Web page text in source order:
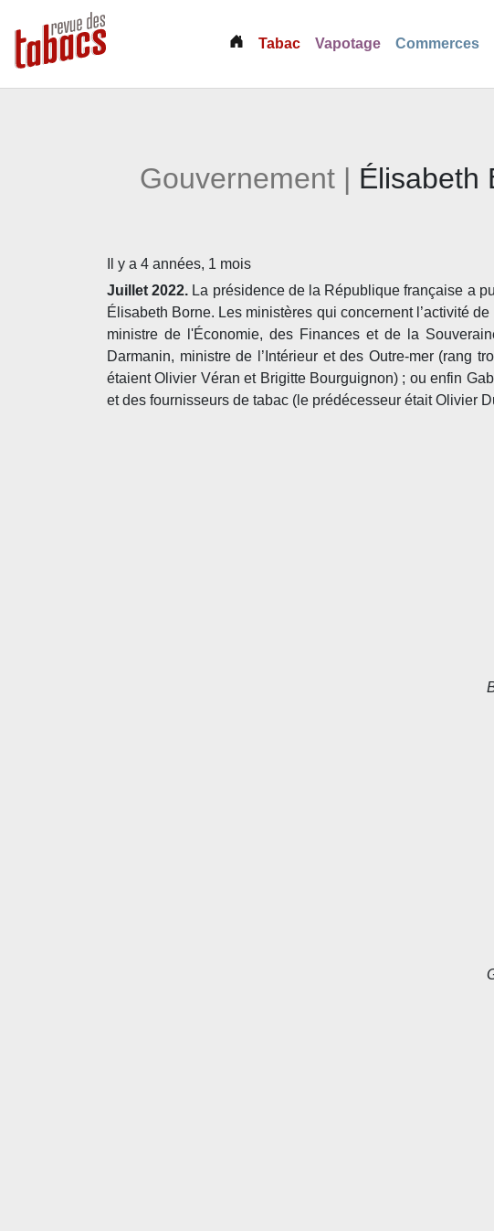
(current)
Tabac Vapotage Commerces
Gouvernement | Élisabeth
Il y a 4 années, 1 mois
Juillet 2022. La présidence de la République française a
Élisabeth Borne. Les ministères qui concernent l’activité
ministre de l'Économie, des Finances et de la
Darmanin, ministre de l’Intérieur et des Outre-mer (rang
étaient Olivier Véran et Brigitte Bourguignon) ; ou enfin
et des fournisseurs de tabac (le prédécesseur était Olivier